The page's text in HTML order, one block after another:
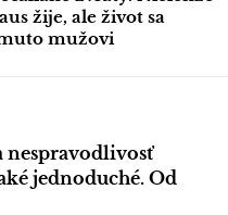
žije, ale život sa
mužovi
nespravodlivosť
jednoduché. Od